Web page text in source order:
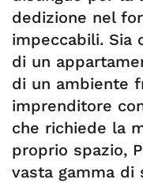
dedizione nel
impeccabili. Sia
di un
di un ambiente
imprenditore
che richiede la
proprio spazio,
vasta gamma di